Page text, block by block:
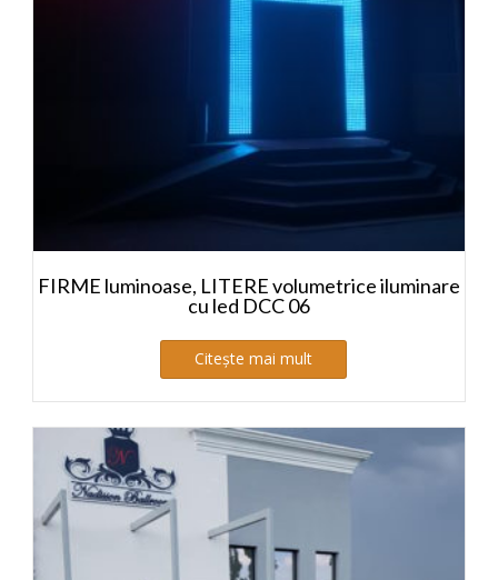
FIRME luminoase, LITERE volumetrice iluminare
cu led DCC 06
Citește mai mult